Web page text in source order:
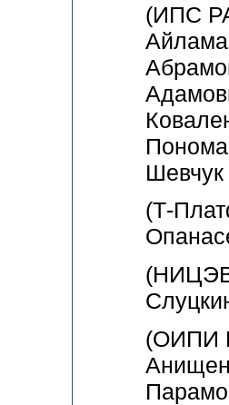
(ИПС
(Т-
(ОИПИ